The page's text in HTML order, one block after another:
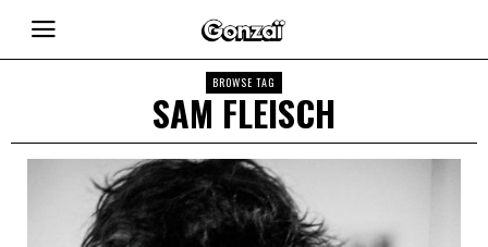
BROWSE TAG
SAM FLEISCH